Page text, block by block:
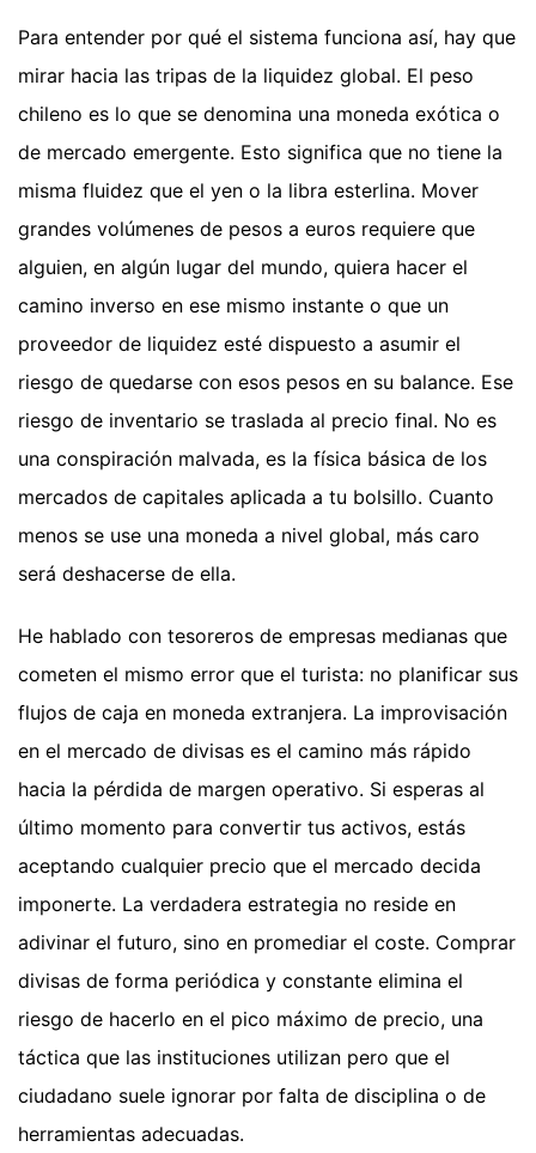
Para entender por qué el sistema funciona así, hay que
mirar hacia las tripas de la liquidez global. El peso
chileno es lo que se denomina una moneda exótica o
de mercado emergente. Esto significa que no tiene la
misma fluidez que el yen o la libra esterlina. Mover
grandes volúmenes de pesos a euros requiere que
alguien, en algún lugar del mundo, quiera hacer el
camino inverso en ese mismo instante o que un
proveedor de liquidez esté dispuesto a asumir el
riesgo de quedarse con esos pesos en su balance. Ese
riesgo de inventario se traslada al precio final. No es
una conspiración malvada, es la física básica de los
mercados de capitales aplicada a tu bolsillo. Cuanto
menos se use una moneda a nivel global, más caro
será deshacerse de ella.
He hablado con tesoreros de empresas medianas que
cometen el mismo error que el turista: no planificar sus
flujos de caja en moneda extranjera. La improvisación
en el mercado de divisas es el camino más rápido
hacia la pérdida de margen operativo. Si esperas al
último momento para convertir tus activos, estás
aceptando cualquier precio que el mercado decida
imponerte. La verdadera estrategia no reside en
adivinar el futuro, sino en promediar el coste. Comprar
divisas de forma periódica y constante elimina el
riesgo de hacerlo en el pico máximo de precio, una
táctica que las instituciones utilizan pero que el
ciudadano suele ignorar por falta de disciplina o de
herramientas adecuadas.